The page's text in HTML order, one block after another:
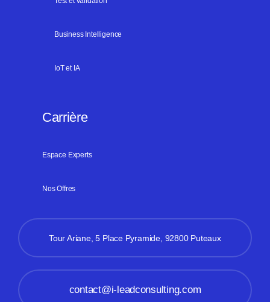
Business Intelligence
IoT et IA
Carrière
Espace Experts
Nos Offres
Tour Ariane, 5 Place Pyramide, 92800 Puteaux
contact@i-leadconsulting.com